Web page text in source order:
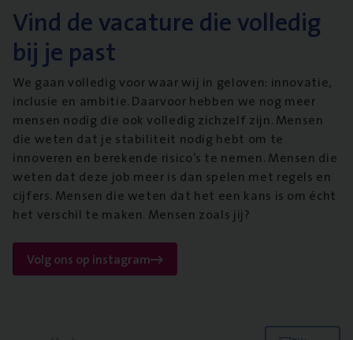
Vind de vacature die volledig
bij je past
We gaan volledig voor waar wij in geloven: innovatie,
inclusie en ambitie. Daarvoor hebben we nog meer
mensen nodig die ook volledig zichzelf zijn. Mensen
die weten dat je stabiliteit nodig hebt om te
innoveren en berekende risico’s te nemen. Mensen die
weten dat deze job meer is dan spelen met regels en
cijfers. Mensen die weten dat het een kans is om écht
het verschil te maken. Mensen zoals jij?
Volg ons op instagram